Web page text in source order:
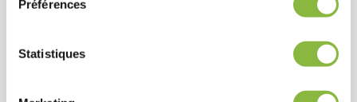
Préférences
Statistiques